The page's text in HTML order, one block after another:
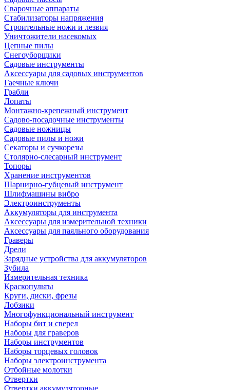
Сварочные аппараты
Стабилизаторы напряжения
Строительные ножи и лезвия
Уничтожители насекомых
Цепные пилы
Снегоуборщики
Садовые инструменты
Аксессуары для садовых инструментов
Гаечные ключи
Грабли
Лопаты
Монтажно-крепежный инструмент
Садово-посадочные инструменты
Садовые ножницы
Садовые пилы и ножи
Секаторы и сучкорезы
Столярно-слесарный инструмент
Топоры
Хранение инструментов
Шарнирно-губцевый инструмент
Шлифмашины вибро
Электроинструменты
Аккумуляторы для инструмента
Аксессуары для измерительной техники
Аксессуары для паяльного оборудования
Граверы
Дрели
Зарядные устройства для аккумуляторов
Зубила
Измерительная техника
Краскопульты
Круги, диски, фрезы
Лобзики
Многофункциональный инструмент
Наборы бит и сверел
Наборы для граверов
Наборы инструментов
Наборы торцевых головок
Наборы электроинструмента
Отбойные молотки
Отвертки
Отвертки аккумуляторные